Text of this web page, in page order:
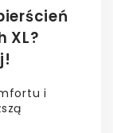
XL?
i